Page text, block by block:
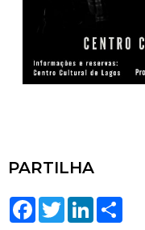
PARTILHA
Facebook
TwitterLinkedIn